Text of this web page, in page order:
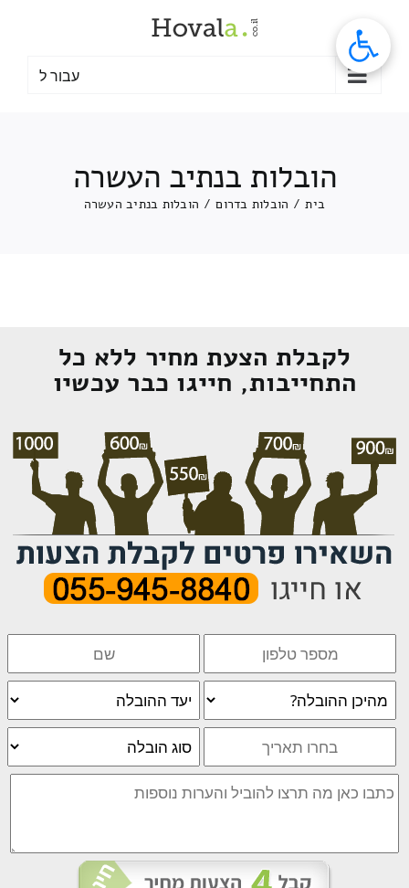
עבור ל
הובלות בנתיב העשרה
בית / הובלות בדרום / הובלות בנתיב העשרה
לקבלת הצעת מחיר ללא כל
התחייבות, חייגו כבר עכשיו